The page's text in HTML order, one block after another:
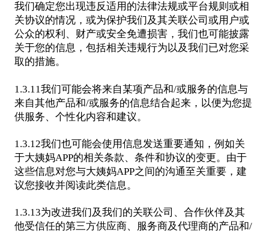
我们确定您出现违反适用的法律法规或平台规则或相
关协议的情况，或为保护我们及其关联公司或用户或
公众的权利、财产或安全免遭损害，我们也可能披露
关于您的信息，包括相关违规行为以及我们已对您采
取的措施。
1.3.11我们可能会将来自某项产品和/或服务的信息与
来自其他产品和/或服务的信息结合起来，以便为您提
供服务、个性化内容和建议。
1.3.12我们也可能会使用信息发送重要通知，例如关
于大姨妈APP的相关条款、条件和协议的变更。由于
这些信息对您与大姨妈APP之间的沟通至关重要，建
议您接收并阅读此类信息。
1.3.13为改进我们及我们的关联公司、合作伙伴及其
他受信任的第三方供应商、服务商及代理商的产品和/